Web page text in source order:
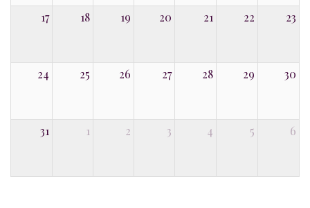
17 18 19 20 21 22 23
24 25 26 27 28 29 30
31 1 2 3 4 5 6